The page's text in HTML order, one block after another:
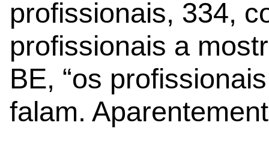
profissionais, 334,
profissionais a
BE, “os
falam.